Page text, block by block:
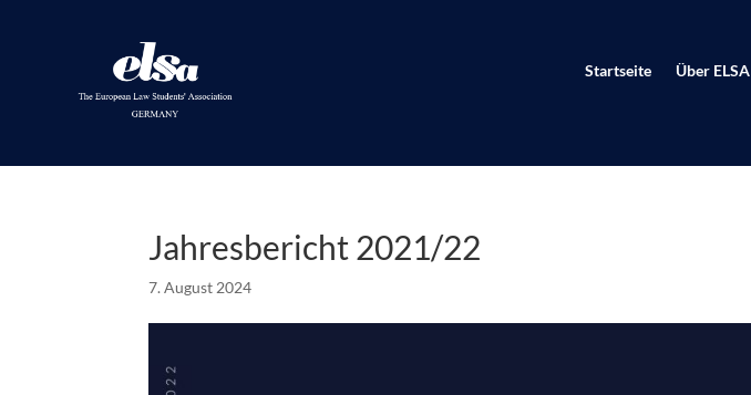
Startseite Über ELSA
Jahresbericht 2021/22
7. August 2024